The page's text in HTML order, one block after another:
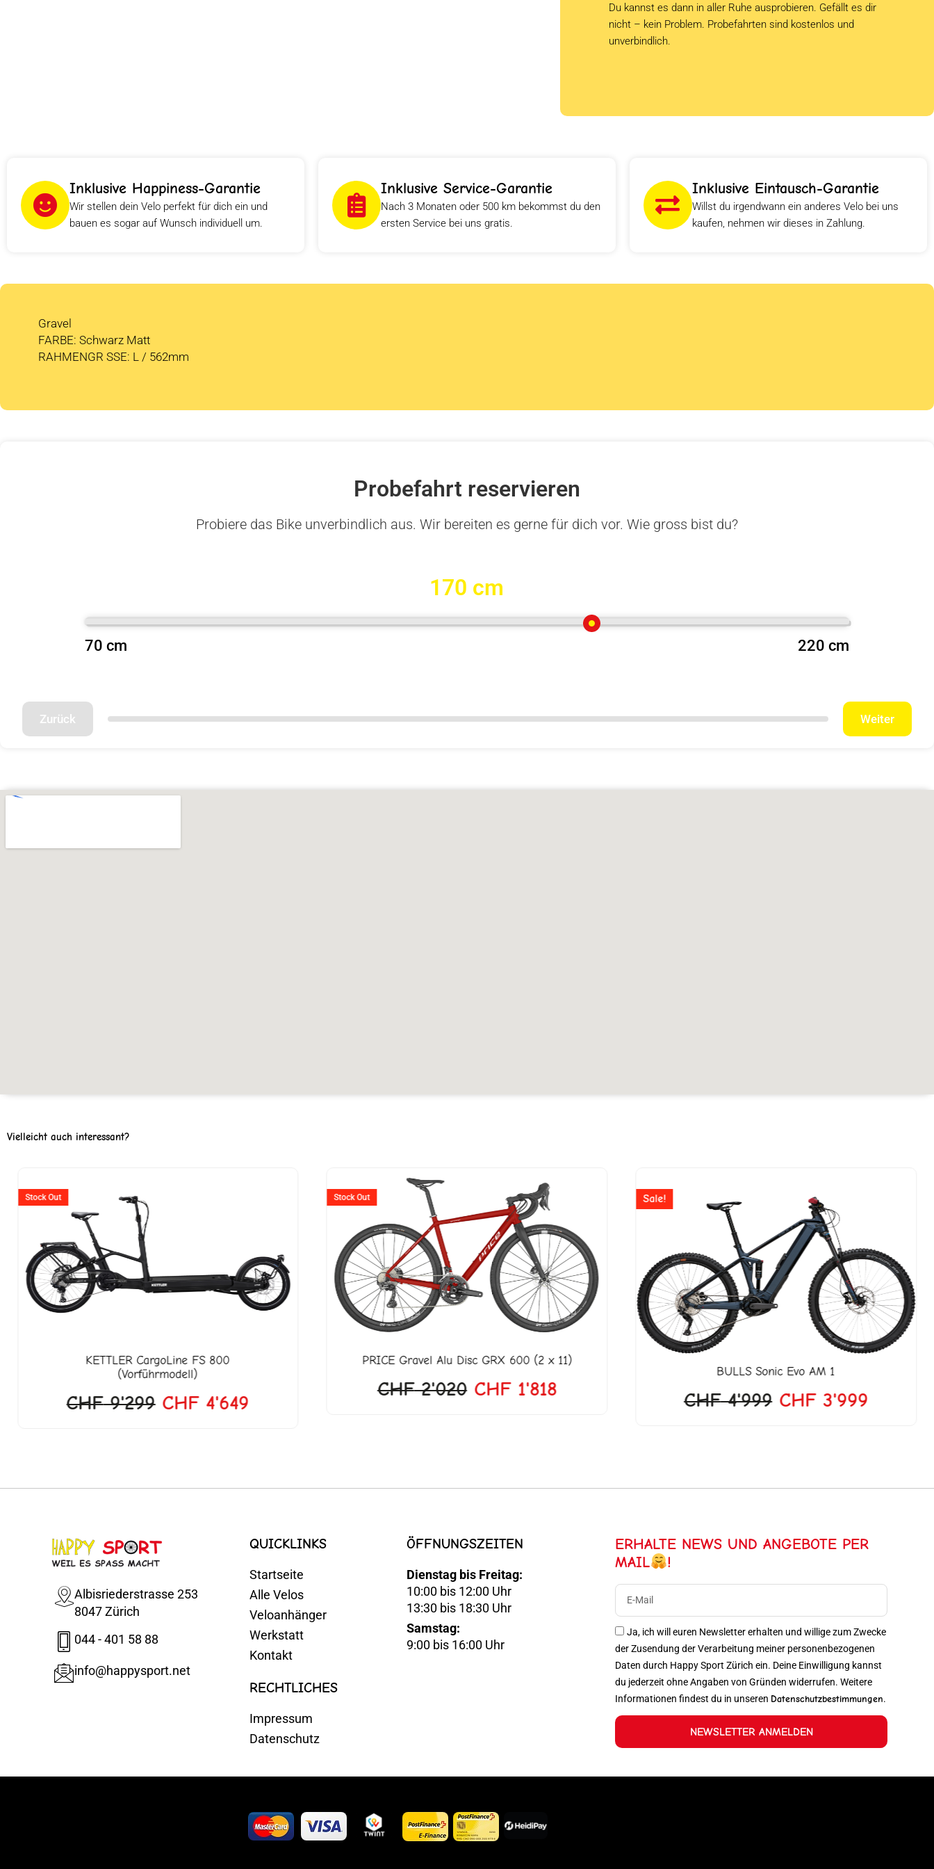
Du kannst es dann in aller Ruhe ausprobieren. Gefällt es dir
nicht – kein Problem. Probefahrten sind kostenlos und
unverbindlich.
Inklusive Happiness-Garantie
Wir stellen dein Velo perfekt für dich ein und
bauen es sogar auf Wunsch individuell um.
Inklusive Service-Garantie
Nach 3 Monaten oder 500 km bekommst du den
ersten Service bei uns gratis.
Inklusive Eintausch-Garantie
Willst du irgendwann ein anderes Velo bei uns
kaufen, nehmen wir dieses in Zahlung.
Gravel
FARBE: Schwarz Matt
RAHMENGR SSE: L / 562mm
Probefahrt reservieren
Probiere das Bike unverbindlich aus. Wir bereiten es gerne für dich vor. Wie gross bist du?
170 cm
70 cm 220 cm
Zurück Weiter
Vielleicht auch interessant?
Stock Out
KETTLERCargoLine FS 800
(Vorführmodell)
CHF9'299
CHF 9'299
CHF4'649
CHF 4'649.
Stock Out
PRICEGravel Alu Disc GRX 600 (2 x 11)
CHF2'020
Preis
war:
CHF 2'020
CHF1'818
ist:
CHF 1'818.
Sale!
BULLSSonic Evo AM 1
CHF4'999
Preis
war:
CHF 4'999
CHF3'999
CHF
Albisriederstrasse 253
8047 Zürich
044 - 401 58 88
info@happysport.net
QUICKLINKS
Startseite
Alle Velos
Veloanhänger
Werkstatt
Kontakt
RECHTLICHES
Impressum
Datenschutz
ÖFFNUNGSZEITEN
Dienstag bis Freitag:
10:00 bis 12:00 Uhr
13:30 bis 18:30 Uhr
Samstag:
9:00 bis 16:00 Uhr
ERHALTE NEWS UND ANGEBOTE PER
MAIL
!
Ja, ich will euren Newsletter erhalten und willige zum Zwecke
der Zusendung der Verarbeitung meiner personenbezogenen
Daten durch Happy Sport Zürich ein. Deine Einwilligung kannst
du jederzeit ohne Angaben von Gründen widerrufen. Weitere
Informationen findest du in unseren Datenschutzbestimmungen.
NEWSLETTER ANMELDEN